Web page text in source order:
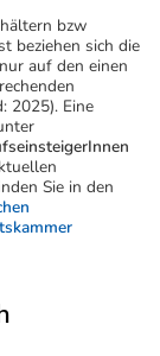
bzw
beziehen sich die
auf den einen
2025). Eine
Sie in den